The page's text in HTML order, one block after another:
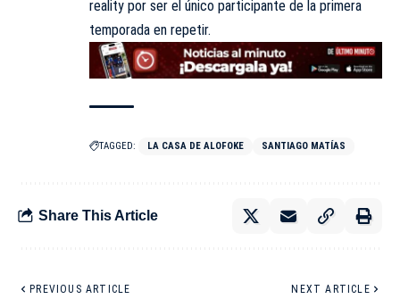
reality por ser el único participante de la primera
temporada en repetir.
TAGGED: LA CASA DE ALOFOKE SANTIAGO MATÍAS
Share This Article
PREVIOUS ARTICLE NEXT ARTICLE